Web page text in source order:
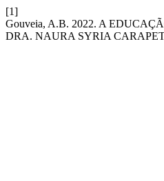
[1]
Gouveia, A.B. 2022. A
DRA. NAURA SYRIA